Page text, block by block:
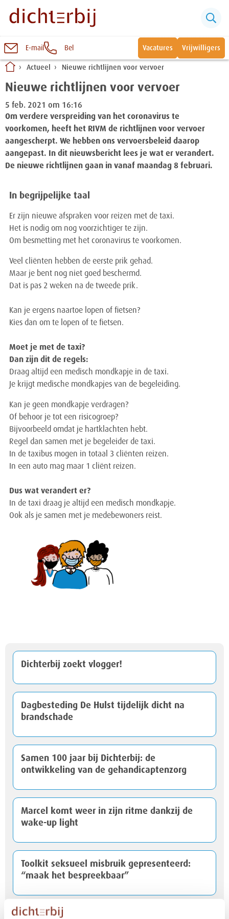
Naar
inhoud
E-mail Bel Vacatures Vrijwilligers
Actueel Nieuwe richtlijnen voor vervoer
Dichterbij zoekt vlogger!
Dagbesteding De Hulst tijdelijk dicht na
brandschade
Samen 100 jaar bij Dichterbij: de
ontwikkeling van de gehandicaptenzorg
Marcel komt weer in zijn ritme dankzij de
wake-up light
Toolkit seksueel misbruik gepresenteerd:
“maak het bespreekbaar”
Dichterbij doet mee met Duurzaam Zorgidee
Nieuwe richtlijnen voor vervoer
5 feb. 2021 om 16:16
Om verdere verspreiding van het coronavirus te
voorkomen, heeft het RIVM de richtlijnen voor vervoer
aangescherpt. We hebben ons vervoersbeleid daarop
aangepast. In dit nieuwsbericht lees je wat er verandert.
De nieuwe richtlijnen gaan in vanaf maandag 8 februari.
In begrijpelijke taal
Er zijn nieuwe afspraken voor reizen met de taxi.
Het is nodig om nog voorzichtiger te zijn.
Om besmetting met het coronavirus te voorkomen.
Veel cliënten hebben de eerste prik gehad.
Maar je bent nog niet goed beschermd.
Dat is pas 2 weken na de tweede prik.
Kan je ergens naartoe lopen of fietsen?
Kies dan om te lopen of te fietsen.
Moet je met de taxi?
Dan zijn dit de regels:
Draag altijd een medisch mondkapje in de taxi.
Je krijgt medische mondkapjes van de begeleiding.
Kan je geen mondkapje verdragen?
Of behoor je tot een risicogroep?
Bijvoorbeeld omdat je hartklachten hebt.
Regel dan samen met je begeleider de taxi.
In de taxibus mogen in totaal 3 cliënten reizen.
In een auto mag maar 1 cliënt reizen.
Dus wat verandert er?
In de taxi draag je altijd een medisch mondkapje.
Ook als je samen met je medebewoners reist.
Snel naar:
Wonen bij Dichterbij
Zinvolle dagbesteding